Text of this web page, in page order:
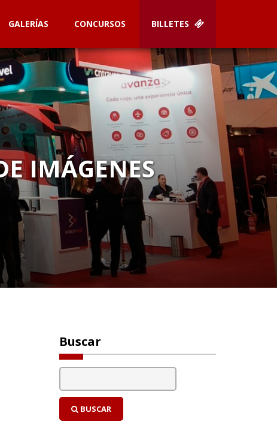
GALERÍAS CONCURSOS BILLETES
IMÁGENES
Buscar
BUSCAR